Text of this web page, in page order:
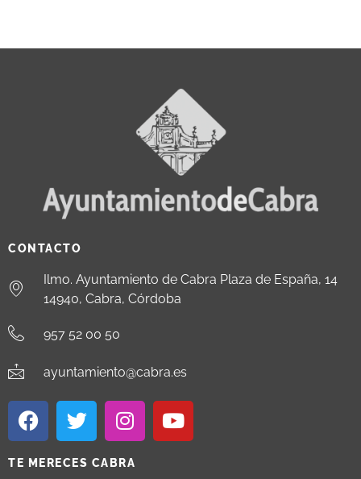
CONTACTO
Ilmo. Ayuntamiento de Cabra Plaza de España, 14
14940, Cabra, Córdoba
957 52 00 50
ayuntamiento@cabra.es
TE MERECES CABRA